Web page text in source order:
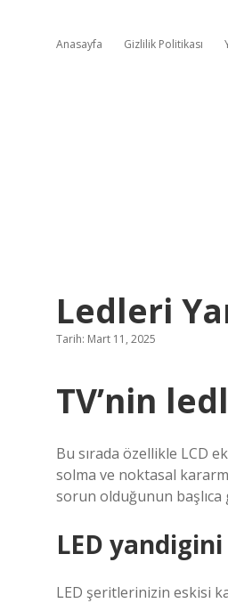
Anasayfa Gizlilik Politikası
Ledleri
Tarih: Mart 11, 2025
TV’nin
Bu sırada özellikle LCD
solma ve noktasal
sorun olduğunun
LED yandigini
LED şeritlerinizin eskisi